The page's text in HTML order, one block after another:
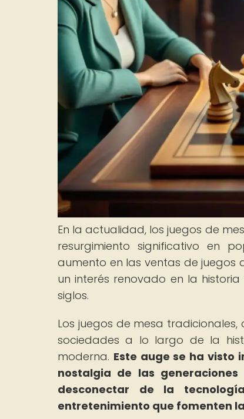
En la actualidad, los juegos de
resurgimiento significativo en
aumento en las ventas de juegos
un interés renovado en la
siglos.
Los juegos de mesa
sociedades a lo largo de la
moderna. Este auge se ha visto
nostalgia de las
desconectar de la
entretenimiento que fomenten